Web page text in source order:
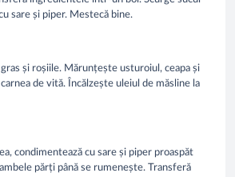
sare și piper. Mestecă bine.
gras și roșiile. Mărunțește usturoiul, ceapa și
de vită. Încălzește uleiul de măsline la
condimentează cu sare și piper proaspăt
părți până se rumenește. Transferă